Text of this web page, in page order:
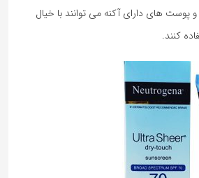
و پوست های دارای آکنه می توانند با خیال
کنند.